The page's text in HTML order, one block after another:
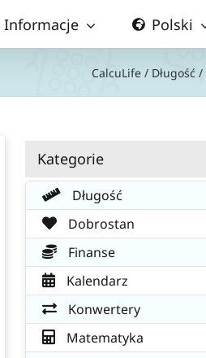
Informacje Polski
CalcuLife / Długość /
Kategorie
Długość
Dobrostan
Finanse
Kalendarz
Konwertery
Matematyka